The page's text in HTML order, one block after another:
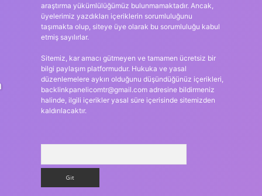
araştırma yükümlülüğümüz bulunmamaktadır. Ancak,
üyelerimiz yazdıkları içeriklerin sorumluluğunu
taşımakta olup, siteye üye olarak bu sorumluluğu kabul
etmiş sayılırlar.
Sitemiz, kar amacı gütmeyen ve tamamen ücretsiz bir
bilgi paylaşım platformudur. Hukuka ve yasal
düzenlemelere aykırı olduğunu düşündüğünüz içerikleri,
backlinkpanelicomtr@gmail.comadresine bildirmeniz
halinde, ilgili içerikler yasal süre içerisinde sitemizden
kaldırılacaktır.